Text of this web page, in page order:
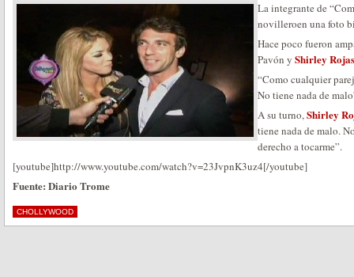
La integrante de
novilleroen una foto
Hace poco fueron
Pavón y Shirley Rojas
“Como cualquier
No tiene nada de
A su turno,Shirley
tiene nada de malo.
derecho a tocarme”.
[youtube]http://www.youtube.com/watch?v=23JvpnK3uz4[/youtube]
Fuente: Diario Trome
CHOLLYWOOD